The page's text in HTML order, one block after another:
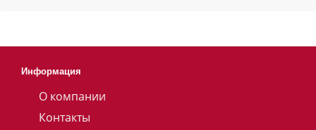
Информация
О компании
Контакты